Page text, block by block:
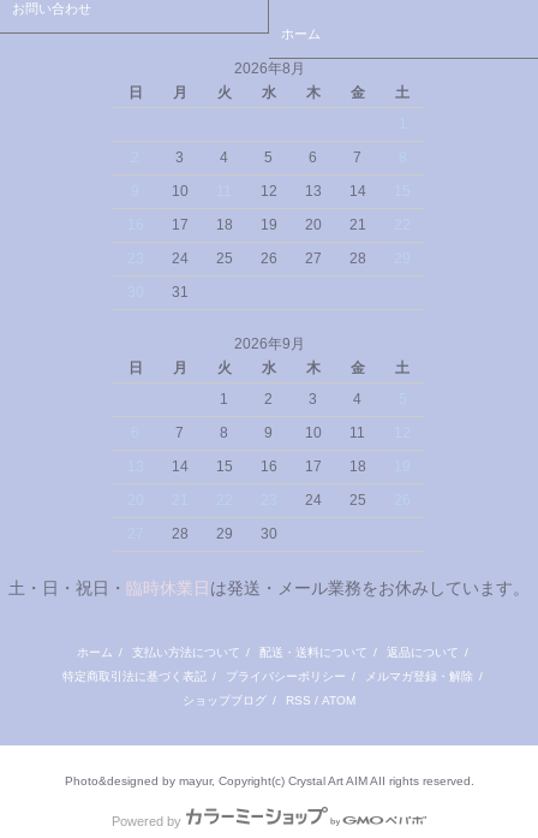
お問い合わせ
ホーム
2026年8月
日
月 火 水 木 金
土
3 4 5 6 7
10 12 13 14
17 18 19 20 21
24 25 26 27 28
31
2026年9月
日
月 火 水 木 金
土
1
2 3 4
7 8 9 10 11
14 15 16 17 18
24 25
28 29 30
土・日・祝日・ 臨時休業日 は発送・メール業務をお休みしています。
ホーム / 支払い方法について / 配送・送料について / 返品について /
特定商取引法に基づく表記 / プライバシーポリシー / メルマガ登録・解除 /
ショップブログ / RSS / ATOM
Photo&designed by mayur, Copyright(c) Crystal Art AIM AII rights reserved.
Powered by